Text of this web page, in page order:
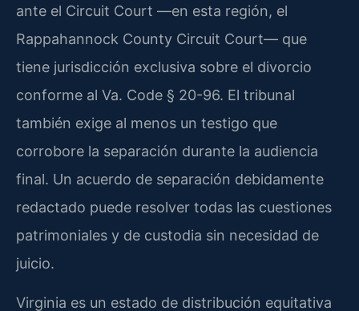
ante el Circuit Court —en esta región, el
Rappahannock County Circuit Court— que
tiene jurisdicción exclusiva sobre el divorcio
conforme al Va. Code § 20-96. El tribunal
también exige al menos un testigo que
corrobore la separación durante la audiencia
final. Un acuerdo de separación debidamente
redactado puede resolver todas las cuestiones
patrimoniales y de custodia sin necesidad de
juicio.
Virginia es un estado de distribución equitativa